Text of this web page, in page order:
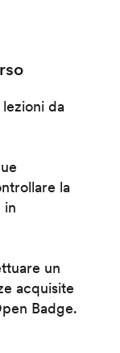
da
la
in
un
acquisite
Badge.